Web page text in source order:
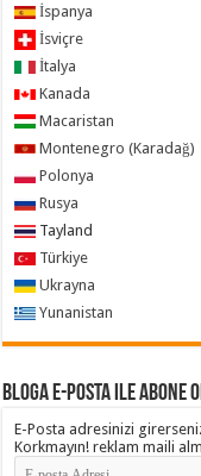
İspanya
İsviçre
İtalya
Kanada
Macaristan
Montenegro (Karadağ)
Polonya
Rusya
Tayland
Türkiye
Ukrayna
Yunanistan
Bloga e-posta ile abone
E-Posta adresinizi
Korkmayın! reklam maili
E-